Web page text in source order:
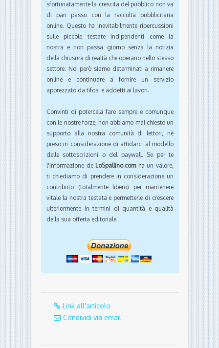
sfortunatamente la crescita del pubblico non va
di pari passo con la raccolta pubblicitaria
online. Questo ha inevitabilmente ripercussioni
sulle piccole testate indipendenti come la
nostra e non passa giorno senza la notizia
della chiusura di realtà che operano nello stesso
settore. Noi però siamo determinati a rimanere
online e continuare a fornire un servizio
apprezzato da tifosi e addetti ai lavori.
Convinti di potercela fare sempre e comunque
con le nostre forze, non abbiamo mai chiesto un
supporto alla nostra comunità di lettori, nè
preso in considerazione di affidarci al modello
delle sottoscrizioni o del paywall. Se per te
l'informazione de LoSpallino.comha un valore,
ti chiediamo di prendere in considerazione un
contributo (totalmente libero) per mantenere
vitale la nostra testata e permetterle di crescere
ulteriormente in termini di quantità e qualità
della sua offerta editoriale.
Link all'articolo
Condividi via email